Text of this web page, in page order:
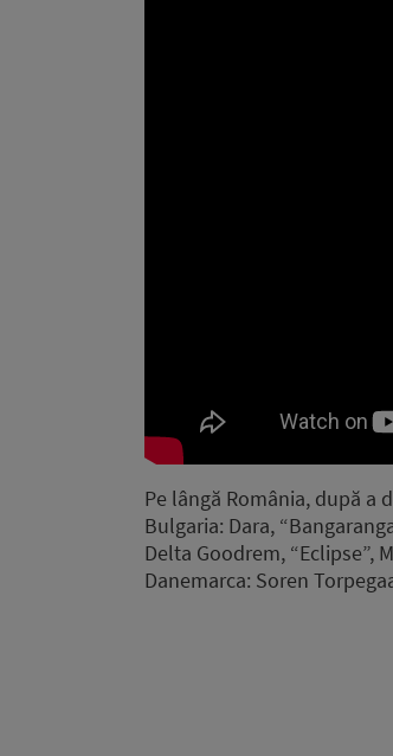
Pe lângă România, după a
Bulgaria: Dara,
Delta Goodrem, “Eclipse”,
Danemarca: Soren